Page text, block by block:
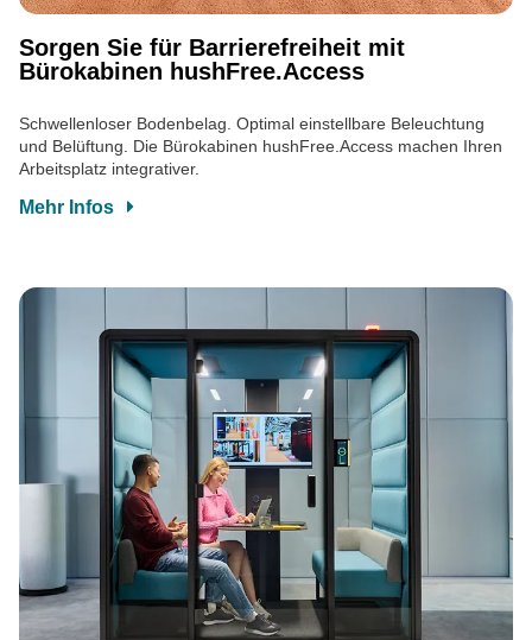
Sorgen Sie für Barrierefreiheit mit
Bürokabinen hushFree.Access
Schwellenloser Bodenbelag. Optimal einstellbare Beleuchtung
und Belüftung. Die Bürokabinen hushFree.Access machen Ihren
Arbeitsplatz integrativer.
Mehr Infos